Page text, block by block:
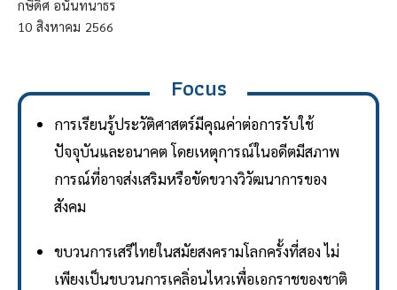
กษิดิศ อนันทนาธร
10 สิงหาคม 2566
Focus
การเรียนรู้ประวัติศาสตร์มีคุณค่าต่อการรับใช้
ปัจจุบันและอนาคต โดยเหตุการณ์ในอดีตมีสภาพ
การณ์ที่อาจส่งเสริมหรือขัดขวางวิวัฒนาการของ
สังคม
ขบวนการเสรีไทยในสมัยสงครามโลกครั้งที่สอง ไม่
เพียงเป็นขบวนการเคลิ่อนไหวเพื่อเอกราชของชาติ